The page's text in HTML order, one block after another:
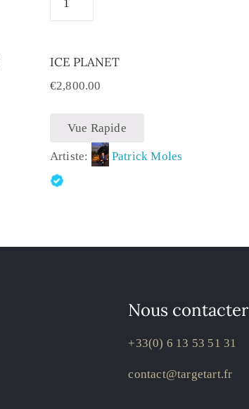
ICE PLANET
€2,800.00
Vue Rapide
Artiste: Patrick Moles
Nous contacter
+33(0) 6 13 53 51 31
contact@targetart.fr